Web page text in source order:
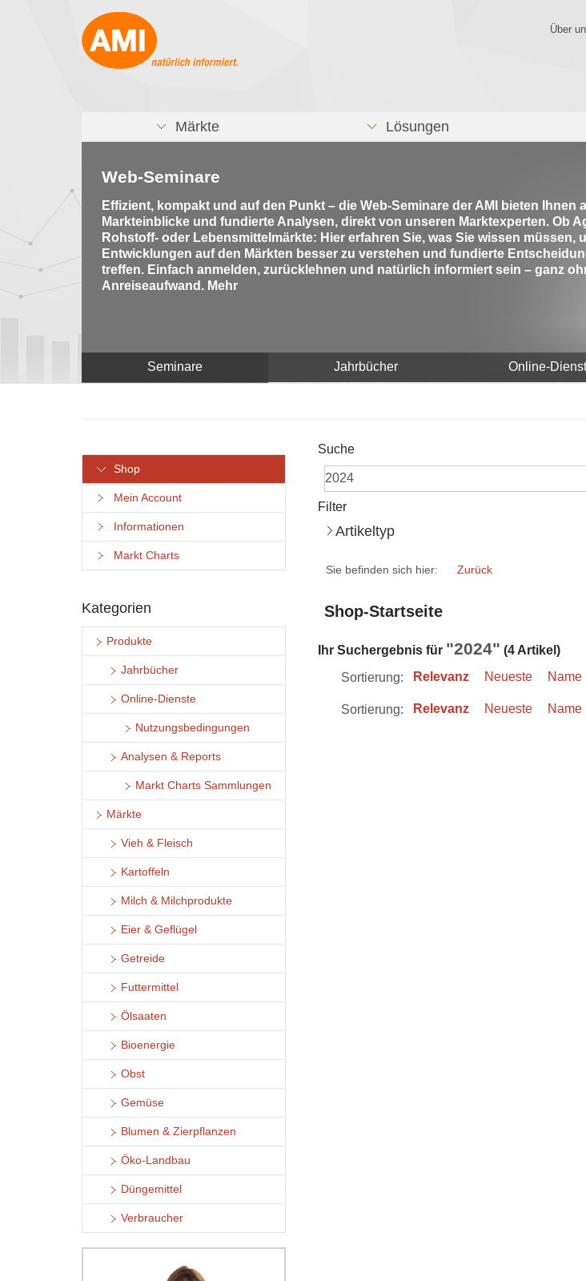
Über
Märkte Lösungen
Web-Seminare
Effizient, kompakt und auf den Punkt – die Web-Seminare der AMI bieten Ihnen
Markteinblicke und fundierte Analysen, direkt von unseren Marktexperten. Ob
Rohstoff- oder Lebensmittelmärkte: Hier erfahren Sie, was Sie wissen müssen,
Entwicklungen auf den Märkten besser zu verstehen und fundierte
treffen. Einfach anmelden, zurücklehnen und natürlich informiert sein – ganz
Anreiseaufwand. Mehr
Seminare Jahrbücher Online-
Shop
Mein Account
Informationen
Markt Charts
Kategorien
Produkte
Jahrbücher
Online-Dienste
Nutzungsbedingungen
Analysen & Reports
Markt Charts Sammlungen
Märkte
Vieh & Fleisch
Kartoffeln
Milch & Milchprodukte
Eier & Geflügel
Getreide
Futtermittel
Ölsaaten
Bioenergie
Obst
Gemüse
Blumen & Zierpflanzen
Öko-Landbau
Düngemittel
Verbraucher
Suche
Filter
Artikeltyp
Sie befinden sich hier: Zurück
Shop-Startseite
Ihr Suchergebnis für "2024" (4 Artikel)
Sortierung:
Relevanz Neueste Name
Sortierung: Relevanz Neueste Name